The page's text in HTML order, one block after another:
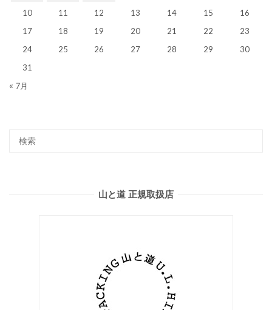
10
11 12 13 14 15
16
17
18 19 20 21 22
23
24
25 26 27 28 29
30
31
« 7月
山と道 正規取扱店